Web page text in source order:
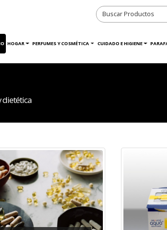
HOGAR PERFUMES Y COSMÉTICA CUIDADO E HIGIENE
dietética